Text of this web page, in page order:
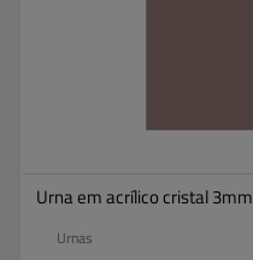
Urna em acrílico cristal 3mm
Urnas